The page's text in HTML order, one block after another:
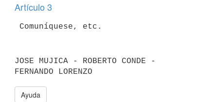
Artículo 3
JOSE MUJICA - ROBERTO CONDE -
Ayuda